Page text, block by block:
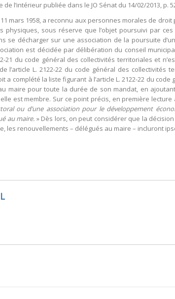
de l’intérieur publiée dans le JO Sénat du 14/02/2013, p.
11 mars 1958, a reconnu aux personnes morales de
physiques, sous réserve que l’objet poursuivi par
se décharger sur une association de la poursuite
est décidée par délibération du conseil
21 du code général des collectivités territoriales et
l’article L. 2122-22 du code général des collectivités
a complété la liste figurant à l’article L. 2122-22 du
maire pour toute la durée de son mandat, en
est membre. Sur ce point précis, en première
ou d’une association pour le développement
au maire. » Dès lors, on peut considérer que la
les renouvellements – délégués au maire – incluront